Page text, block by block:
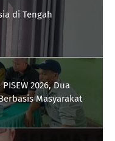
di Tengah
2026, Dua
Masyarakat